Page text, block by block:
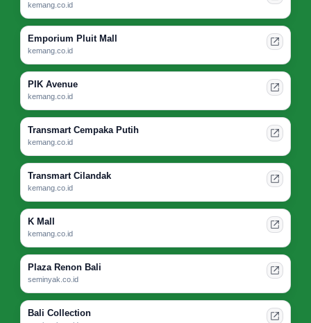
kemang.co.id
Emporium Pluit Mall
kemang.co.id
PIK Avenue
kemang.co.id
Transmart Cempaka Putih
kemang.co.id
Transmart Cilandak
kemang.co.id
K Mall
kemang.co.id
Plaza Renon Bali
seminyak.co.id
Bali Collection